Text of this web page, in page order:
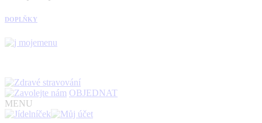
DOPLŇKY
OBJEDNAT
MENU